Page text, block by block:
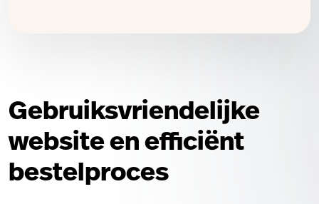
Gebruiksvriendelijke
website en efficiënt
bestelproces